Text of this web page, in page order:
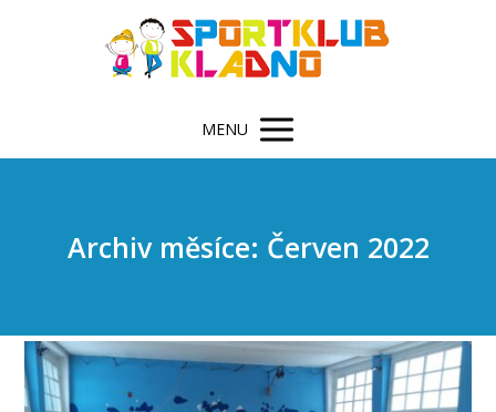
MENU
Archiv měsíce: Červen 2022